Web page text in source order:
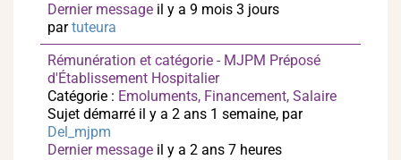
Dernier message il y a 9 mois 3 jours
partuteura
Rémunération et catégorie - MJPM Préposé
d'Établissement Hospitalier
Catégorie : Emoluments, Financement, Salaire
Sujet démarré il y a 2 ans 1 semaine, par
Del_mjpm
Dernier message il y a 2 ans 7 heures